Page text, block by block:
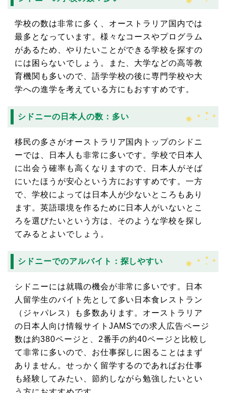
学校の数は非常に多く、オーストラリア国内では
最多となっています。様々なコースやプログラム
があるため、やりたいことができる学校を探すの
には困らないでしょう。また、大学などの高等教
育機関も多いので、語学学校の後に専門学校や大
学への進学を考えている方にもおすすめです。
シドニーの日本人の数：多い
移民の多さがオーストラリア国内トップのシドニ
ーでは、日本人も非常に多いです。学校で日本人
に出会う確率も高くなりますので、日本人がそば
にいたほうが安心という方におすすめです。一方
で、学校によっては日本人が少ないところもあり
ます。英語環境を作るために日本人がいないとこ
ろを選びたいという方は、そのような学校を探し
てみるとよいでしょう。
シドニーでのアルバイト：探しやすい
シドニーには就職の機会が非常に多いです。日本
人留学生のバイト先として多い日本食レストラン
（ジャパレス）も多数あります。オーストラリア
の日本人向け情報サイトJAMSでの求人広告ページ
数は約380ページと、2番手の約40ページと比較し
て非常に多いので、お仕事探しに困ることはまず
ありません。せっかく留学するのであればお仕事
も経験してみたい、節約しながら勉強したいとい